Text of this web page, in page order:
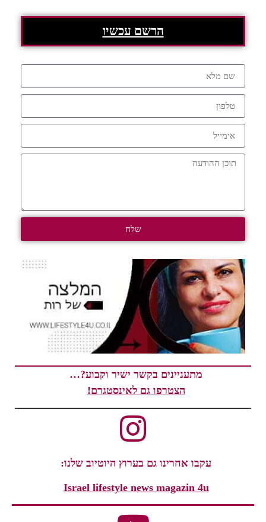
הרשם עכשיו
שלח
מתעניינים בקשר ישיר וקבוע?…
הצטרפו גם לאינסטגרם!
עקבו אחרינו גם בערוץ היוטיוב שלנו:
Israel lifestyle news magazin 4u